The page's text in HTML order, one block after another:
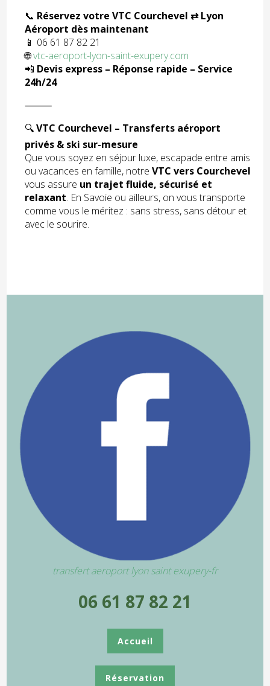
📞 Réservez votre VTC Courchevel ⇄ Lyon
Aéroport dès maintenant
📱 06 61 87 82 21
🌐vtc-aeroport-lyon-saint-exupery.com
📲 Devis express – Réponse rapide – Service
24h/24
⸻
🔍VTC Courchevel – Transferts aéroport
privés & ski sur-mesure
Que vous soyez en séjour luxe, escapade entre amis
ou vacances en famille, notreVTC vers Courchevel
vous assure un trajet fluide, sécurisé et
relaxant. En Savoie ou ailleurs, on vous transporte
comme vous le méritez : sans stress, sans détour et
avec le sourire.
transfert aeroport lyon saint exupery-fr
06 61 87 82 21
Accueil
Réservation